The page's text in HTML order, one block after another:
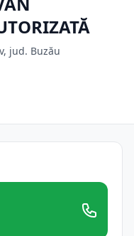
jud. Buzău